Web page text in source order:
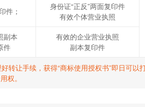
件；
身份证“正反”两面复印件
有效个体营业执照
副本
件
有效的企业营业执照
副本复印件
转让手续，获得“商标使用授权书”即日可
权。